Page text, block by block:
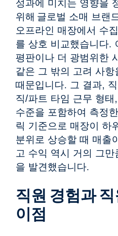
성과에 미치는 영향을
위해 글로벌 소매 브랜
오프라인 매장에서 수
를 상호 비교했습니다.
평판이나 더 광범위한
같은 그 밖의 고려 사항
때문입니다. 그 결과,
직/파트 타임 근무 형태
수준을 포함하여 측정
릭 기준으로 매장이 하
분위로 상승할 때 매출
고 수익 역시 거의 그
을 발견했습니다.
직원 경험과
이점